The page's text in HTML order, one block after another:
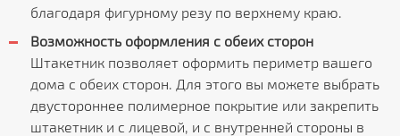
благодаря фигурному резу по верхнему краю.
Возможность оформления с обеих сторон
Штакетник позволяет оформить периметр вашего
дома с обеих сторон. Для этого вы можете выбрать
двустороннее полимерное покрытие или закрепить
штакетник и с лицевой, и с внутренней стороны в